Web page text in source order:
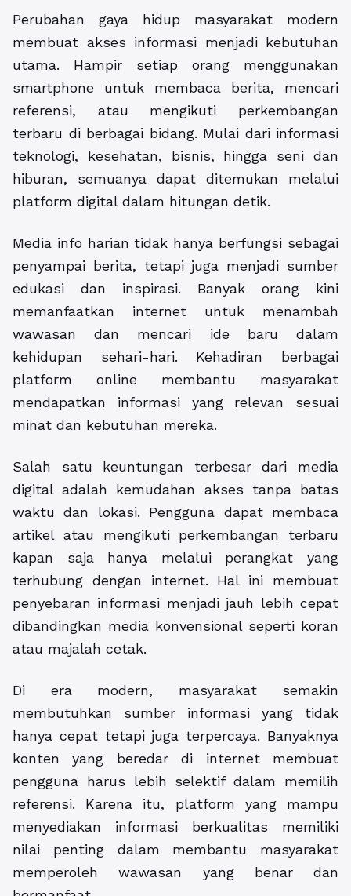
Perubahan gaya hidup masyarakat modern
membuat akses informasi menjadi kebutuhan
utama. Hampir setiap orang menggunakan
smartphone untuk membaca berita, mencari
referensi, atau mengikuti perkembangan
terbaru di berbagai bidang. Mulai dari informasi
teknologi, kesehatan, bisnis, hingga seni dan
hiburan, semuanya dapat ditemukan melalui
platform digital dalam hitungan detik.
Media info harian tidak hanya berfungsi sebagai
penyampai berita, tetapi juga menjadi sumber
edukasi dan inspirasi. Banyak orang kini
memanfaatkan internet untuk menambah
wawasan dan mencari ide baru dalam
kehidupan sehari-hari. Kehadiran berbagai
platform online membantu masyarakat
mendapatkan informasi yang relevan sesuai
minat dan kebutuhan mereka.
Salah satu keuntungan terbesar dari media
digital adalah kemudahan akses tanpa batas
waktu dan lokasi. Pengguna dapat membaca
artikel atau mengikuti perkembangan terbaru
kapan saja hanya melalui perangkat yang
terhubung dengan internet. Hal ini membuat
penyebaran informasi menjadi jauh lebih cepat
dibandingkan media konvensional seperti koran
atau majalah cetak.
Di era modern, masyarakat semakin
membutuhkan sumber informasi yang tidak
hanya cepat tetapi juga terpercaya. Banyaknya
konten yang beredar di internet membuat
pengguna harus lebih selektif dalam memilih
referensi. Karena itu, platform yang mampu
menyediakan informasi berkualitas memiliki
nilai penting dalam membantu masyarakat
memperoleh wawasan yang benar dan